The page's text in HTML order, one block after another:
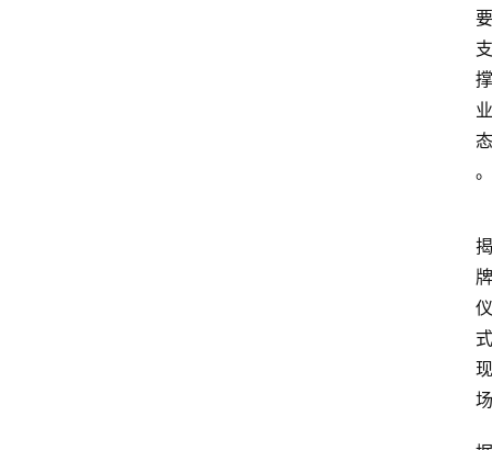
要
支
撑
业
态
。
揭
牌
仪
式
现
场